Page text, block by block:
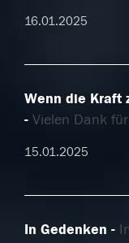
16.01.2025
Wenn die Kraft
Vielen Dank
15.01.2025
In Gedenken